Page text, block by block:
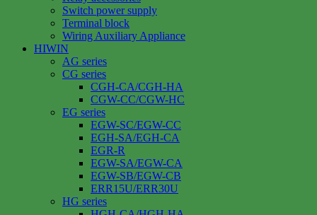
Switch power supply
Terminal block
Wiring Auxiliary Appliance
HIWIN
AG series
CG series
CGH-CA/CGH-HA
CGW-CC/CGW-HC
EG series
EGW-SC/EGW-CC
EGH-SA/EGH-CA
EGR-R
EGW-SA/EGW-CA
EGW-SB/EGW-CB
ERR15U/ERR30U
HG series